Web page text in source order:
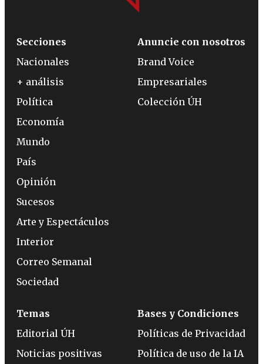
Secciones
Nacionales
+ análisis
Política
Economía
Mundo
País
Opinión
Sucesos
Arte y Espectáculos
Interior
Correo Semanal
Sociedad
Anuncie con nosotros
Brand Voice
Empresariales
Colección ÚH
Temas
Editorial ÚH
Noticias positivas
Bases y Condiciones
Políticas de Privacidad
Política de uso de la IA